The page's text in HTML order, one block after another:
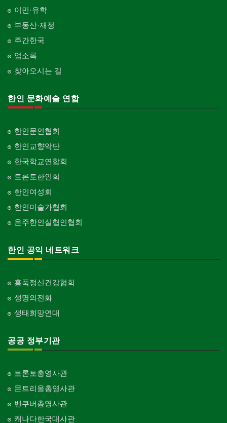
이민·유학
부동산·재정
주간한국
업소록
찾아오시는 길
한인 문화예술 연합
한인문인협회
한인교향악단
한국학교연합회
토론토한인회
한인여성회
한인미술가협회
온주한인실협인협회
한인 공익 네트워크
홍푹정신건강협회
생명의전화
생태희망연대
공공 정부기관
토론토총영사관
몬트리올총영사관
벤쿠버총영사관
캐나다한국대사관